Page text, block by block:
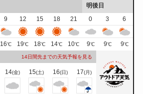
明後日
9 12 15 18 21 0 3
6
16℃ 19℃ 18℃ 14℃ 10℃ 9℃ 9℃ 9℃
14日間先までの天気予報を見る
14(金) 15(土) 16(日) 17(月)